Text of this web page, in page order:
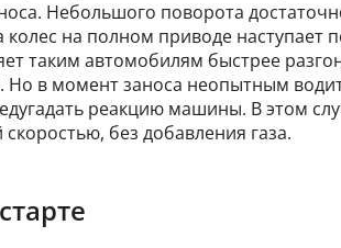
Небольшого поворота
колес на полном приводе наступает
таким автомобилям быстрее
Но в момент заноса неопытным
реакцию машины. В этом
без добавления газа.